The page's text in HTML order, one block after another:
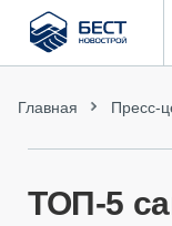
Бест
Новострой
ПОКУПАТЕЛЯМ
Главная Пресс-
ТОП-5